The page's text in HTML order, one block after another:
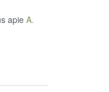
apie A.